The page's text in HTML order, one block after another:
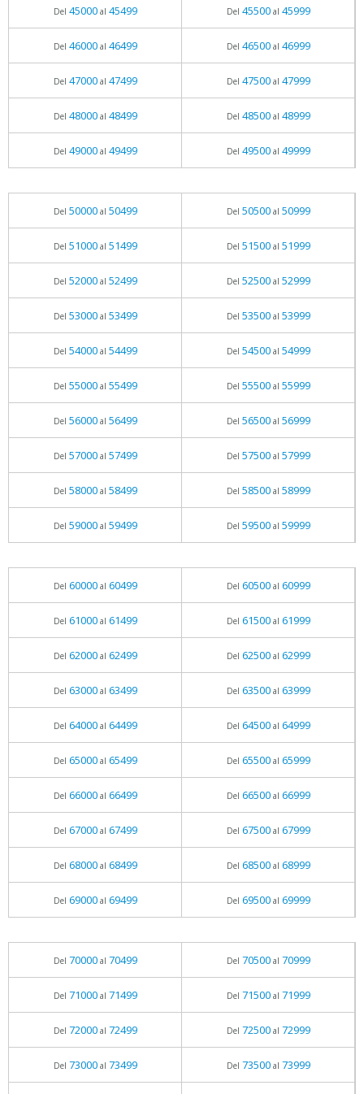
Del 45000al 45499 Del 45500al 45999
Del 46000al 46499 Del 46500al 46999
Del 47000al 47499 Del 47500al 47999
Del 48000al 48499 Del 48500al 48999
Del 49000al 49499 Del 49500al 49999
Del 50000al 50499 Del 50500al 50999
Del 51000al 51499 Del 51500al 51999
Del 52000al 52499 Del 52500al 52999
Del 53000al 53499 Del 53500al 53999
Del 54000al 54499 Del 54500al 54999
Del 55000al 55499 Del 55500al 55999
Del 56000al 56499 Del 56500al 56999
Del 57000al 57499 Del 57500al 57999
Del 58000al 58499 Del 58500al 58999
Del 59000al 59499 Del 59500al 59999
Del 60000al 60499 Del 60500al 60999
Del 61000al 61499 Del 61500al 61999
Del 62000al 62499 Del 62500al 62999
Del 63000al 63499 Del 63500al 63999
Del 64000al 64499 Del 64500al 64999
Del 65000al 65499 Del 65500al 65999
Del 66000al 66499 Del 66500al 66999
Del 67000al 67499 Del 67500al 67999
Del 68000al 68499 Del 68500al 68999
Del 69000al 69499 Del 69500al 69999
Del 70000al 70499 Del 70500al 70999
Del 71000al 71499 Del 71500al 71999
Del 72000al 72499 Del 72500al 72999
Del 73000al 73499 Del 73500al 73999